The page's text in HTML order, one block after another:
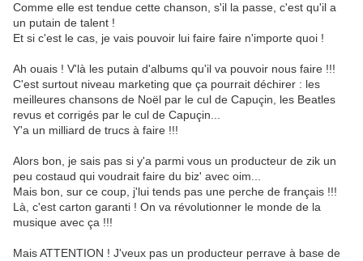
Comme elle est tendue cette chanson, s'il la passe, c'est qu'il a
un putain de talent !
Et si c'est le cas, je vais pouvoir lui faire faire n'importe quoi !
Ah ouais ! V'là les putain d'albums qu'il va pouvoir nous faire !!!
C'est surtout niveau marketing que ça pourrait déchirer : les
meilleures chansons de Noël par le cul de Capuçin, les Beatles
revus et corrigés par le cul de Capuçin...
Y'a un milliard de trucs à faire !!!
Alors bon, je sais pas si y'a parmi vous un producteur de zik un
peu costaud qui voudrait faire du biz' avec oim...
Mais bon, sur ce coup, j'lui tends pas une perche de français !!!
Là, c'est carton garanti ! On va révolutionner le monde de la
musique avec ça !!!
Mais ATTENTION ! J'veux pas un producteur perrave à base de